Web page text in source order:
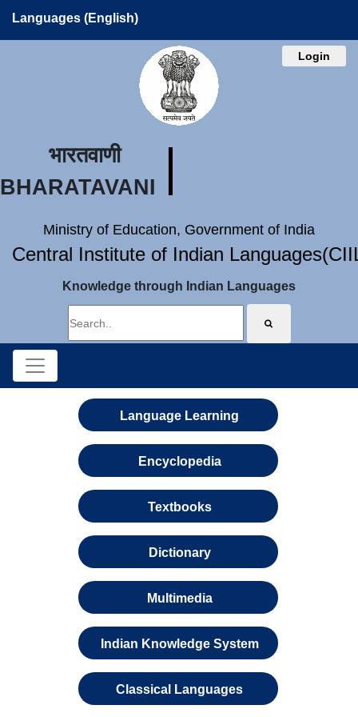
Languages (English)
Login
भारतवाणी
BHARATAVANI
Ministry of Education, Government of India
Central Institute of Indian
Knowledge through Indian Languages
Language Learning
Encyclopedia
Textbooks
Dictionary
Multimedia
Indian Knowledge System
Classical Languages